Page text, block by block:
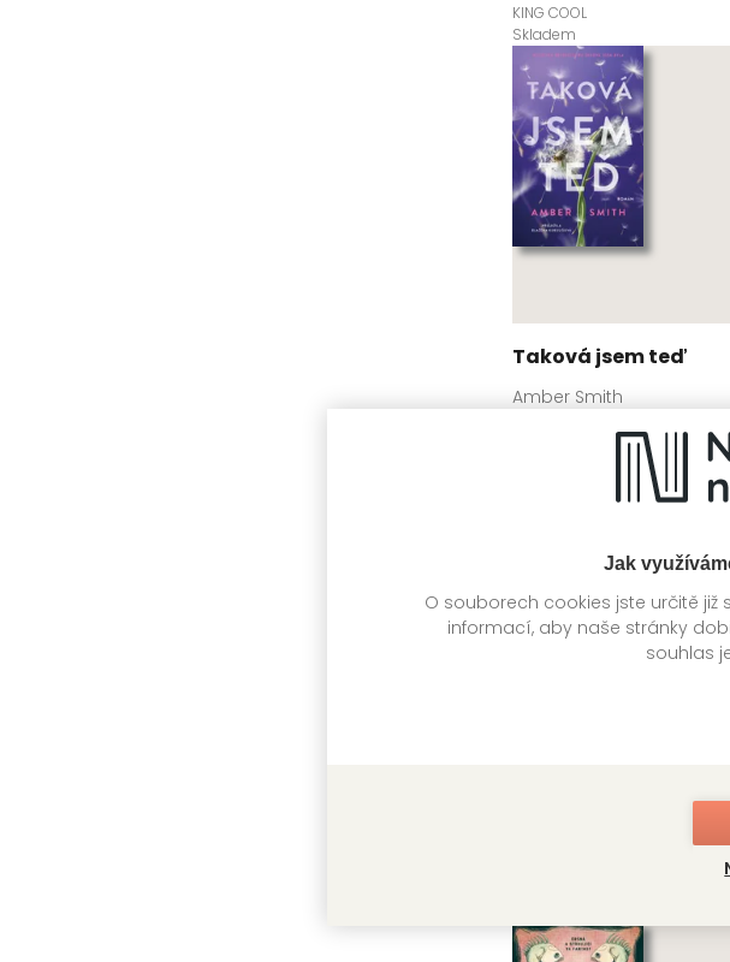
Jak
O souborech cookies jste určitě
informací, aby naše stránky
souhlas
KING COOL
Skladem
Taková jsem teď
Amber Smith